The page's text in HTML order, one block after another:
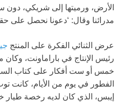
الأرض، ورميتها إلى شريكي، دون
مدرائنا وقال: ‘دعونا نحصل على
عرض الثنائي الفكرة على المنتج
رئيس الإنتاج في باراماونت،
خمس أو ست أفكار على كتاب
الفطور في يوم من الأيام، كانت
إيبس، الذي كان لديه رخصة طيار